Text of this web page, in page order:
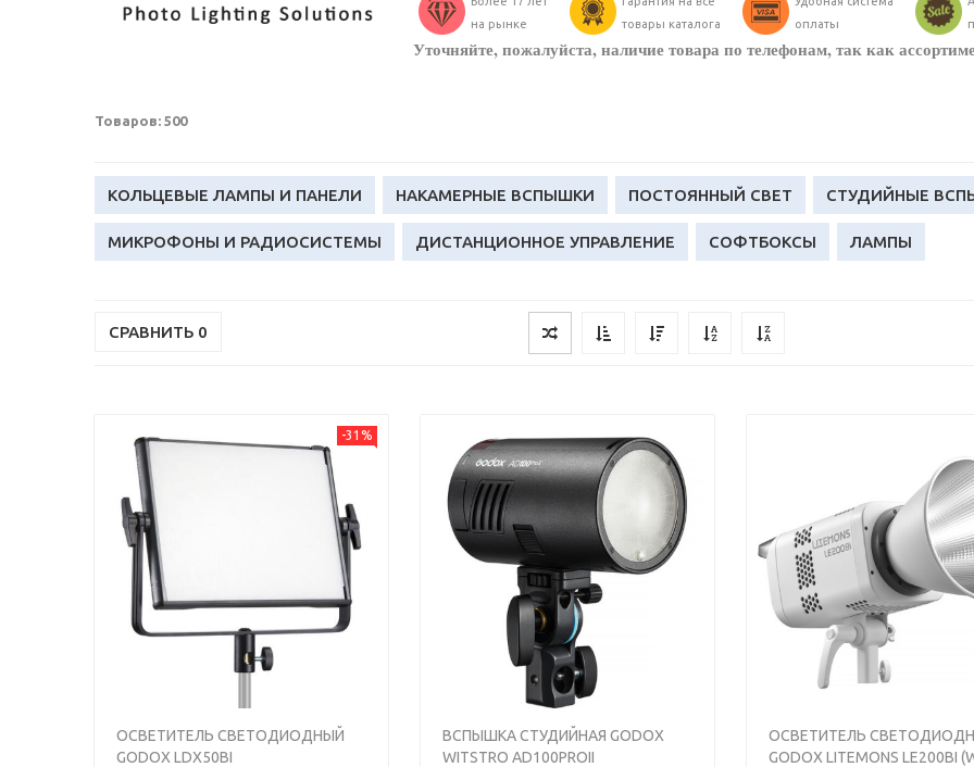
на рынке
товары каталога
оплаты
Уточняйте, пожалуйста, наличие товара по телефонам, так как
Товаров: 500
КОЛЬЦЕВЫЕ ЛАМПЫ И ПАНЕЛИ НАКАМЕРНЫЕ ВСПЫШКИ ПОСТОЯННЫЙ СВЕТ СТУДИЙНЫЕ
МИКРОФОНЫ И РАДИОСИСТЕМЫ ДИСТАНЦИОННОЕ УПРАВЛЕНИЕ СОФТБОКСЫ ЛАМПЫ
АККУМУЛЯТОРЫ
СРАВНИТЬ 0
-31%
ОСВЕТИТЕЛЬ СВЕТОДИОДНЫЙ
GODOX LDX50BI
Previous Next
ВСПЫШКА СТУДИЙНАЯ GODOX
WITSTRO AD100PROII
Previous
ОСВЕТИТЕЛЬ
GODOX LITEMONS LE200BI